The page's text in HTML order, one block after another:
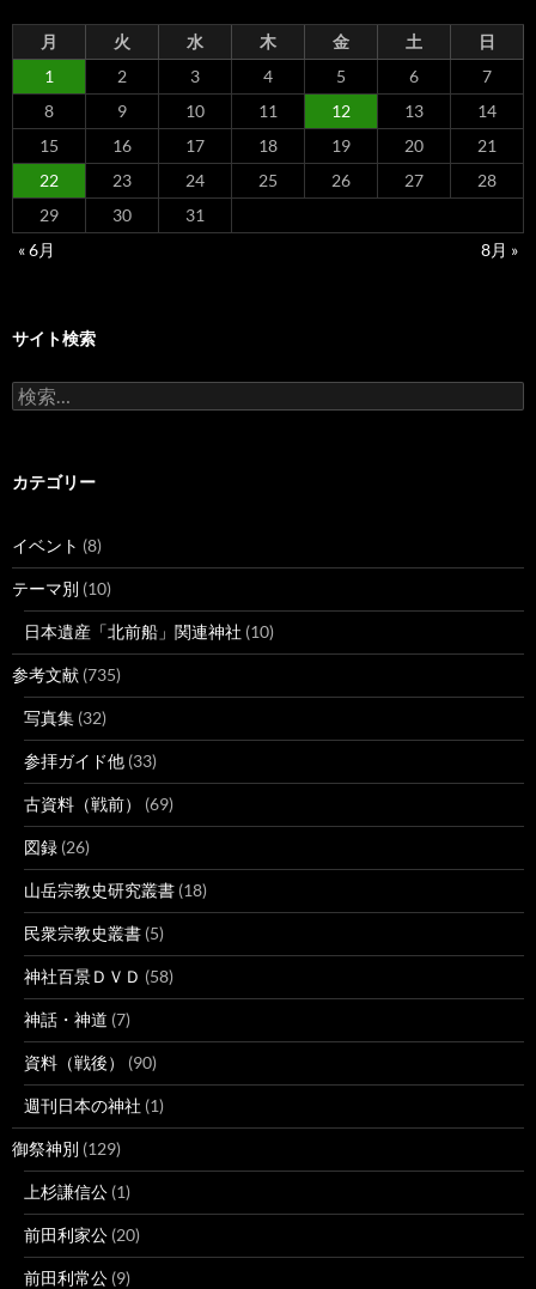
月 火 水 木 金 土
日
1
2 3 4 5 6
7
8
9 10 11 12 13
14
15
16 17 18 19 20
21
22
23 24 25 26 27
28
29
30
31
« 6月
8月 »
サイト検索
検
索:
カテゴリー
イベント (8)
テーマ別 (10)
日本遺産「北前船」関連神社 (10)
参考文献 (735)
写真集 (32)
参拝ガイド他 (33)
古資料（戦前） (69)
図録 (26)
山岳宗教史研究叢書 (18)
民衆宗教史叢書 (5)
神社百景ＤＶＤ (58)
神話・神道 (7)
資料（戦後） (90)
週刊日本の神社 (1)
御祭神別 (129)
上杉謙信公 (1)
前田利家公 (20)
前田利常公 (9)